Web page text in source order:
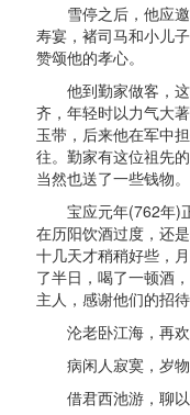
雪停之后，他应邀
寿宴，褚司马和小儿
赞颂他的孝心。
他到勤家做客，这
齐，年轻时以力气大
玉带，后来他在军中
往。勤家有这位祖先
当然也送了一些钱物。
宝应元年(762年)正
在历阳饮酒过度，还
十几天才稍稍好些，
了半日，喝了一顿酒
主人，感谢他们的招待
沦老卧江海，再欢
病闲人寂寞，岁物
借君西池游，聊以